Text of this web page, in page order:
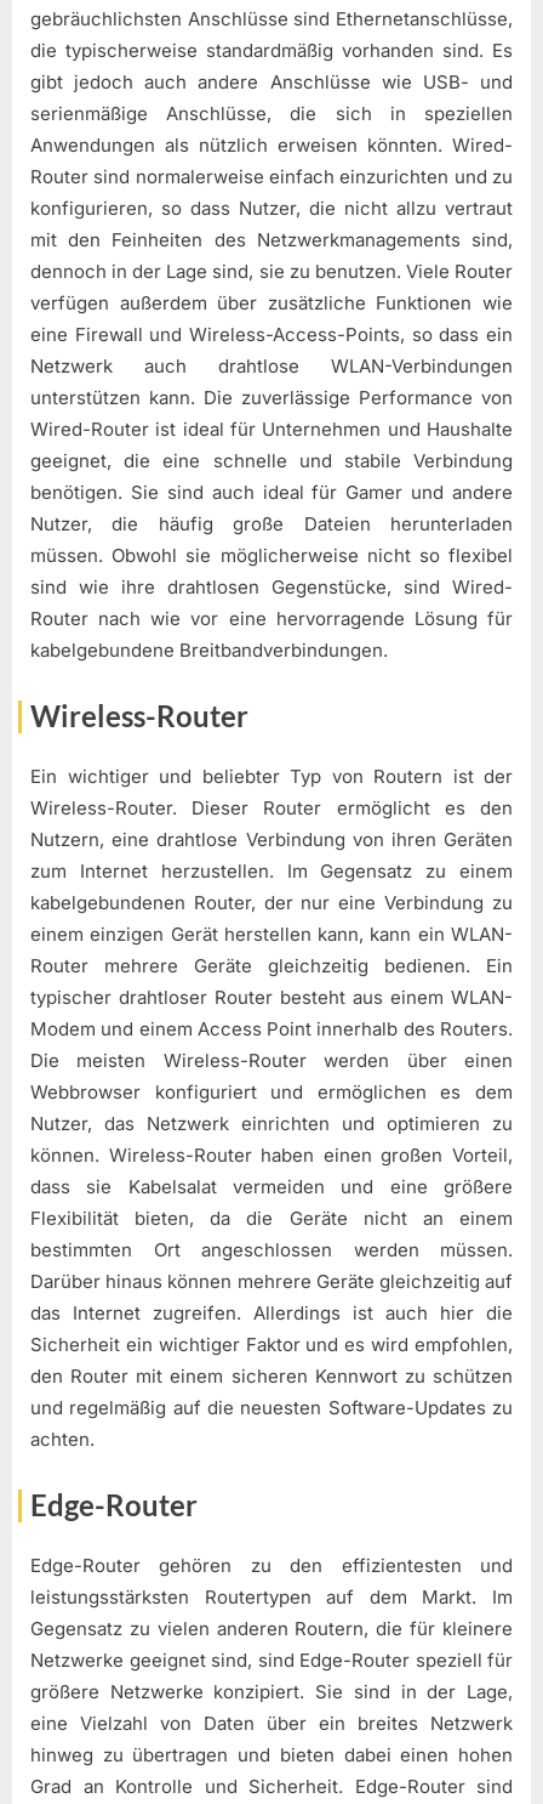
gebräuchlichsten Anschlüsse sind Ethernetanschlüsse,
die typischerweise standardmäßig vorhanden sind. Es
gibt jedoch auch andere Anschlüsse wie USB- und
serienmäßige Anschlüsse, die sich in speziellen
Anwendungen als nützlich erweisen könnten. Wired-
Router sind normalerweise einfach einzurichten und zu
konfigurieren, so dass Nutzer, die nicht allzu vertraut
mit den Feinheiten des Netzwerkmanagements sind,
dennoch in der Lage sind, sie zu benutzen. Viele Router
verfügen außerdem über zusätzliche Funktionen wie
eine Firewall und Wireless-Access-Points, so dass ein
Netzwerk auch drahtlose WLAN-Verbindungen
unterstützen kann. Die zuverlässige Performance von
Wired-Router ist ideal für Unternehmen und Haushalte
geeignet, die eine schnelle und stabile Verbindung
benötigen. Sie sind auch ideal für Gamer und andere
Nutzer, die häufig große Dateien herunterladen
müssen. Obwohl sie möglicherweise nicht so flexibel
sind wie ihre drahtlosen Gegenstücke, sind Wired-
Router nach wie vor eine hervorragende Lösung für
kabelgebundene Breitbandverbindungen.
Wireless-Router
Ein wichtiger und beliebter Typ von Routern ist der
Wireless-Router. Dieser Router ermöglicht es den
Nutzern, eine drahtlose Verbindung von ihren Geräten
zum Internet herzustellen. Im Gegensatz zu einem
kabelgebundenen Router, der nur eine Verbindung zu
einem einzigen Gerät herstellen kann, kann ein WLAN-
Router mehrere Geräte gleichzeitig bedienen. Ein
typischer drahtloser Router besteht aus einem WLAN-
Modem und einem Access Point innerhalb des Routers.
Die meisten Wireless-Router werden über einen
Webbrowser konfiguriert und ermöglichen es dem
Nutzer, das Netzwerk einrichten und optimieren zu
können. Wireless-Router haben einen großen Vorteil,
dass sie Kabelsalat vermeiden und eine größere
Flexibilität bieten, da die Geräte nicht an einem
bestimmten Ort angeschlossen werden müssen.
Darüber hinaus können mehrere Geräte gleichzeitig auf
das Internet zugreifen. Allerdings ist auch hier die
Sicherheit ein wichtiger Faktor und es wird empfohlen,
den Router mit einem sicheren Kennwort zu schützen
und regelmäßig auf die neuesten Software-Updates zu
achten.
Edge-Router
Edge-Router gehören zu den effizientesten und
leistungsstärksten Routertypen auf dem Markt. Im
Gegensatz zu vielen anderen Routern, die für kleinere
Netzwerke geeignet sind, sind Edge-Router speziell für
größere Netzwerke konzipiert. Sie sind in der Lage,
eine Vielzahl von Daten über ein breites Netzwerk
hinweg zu übertragen und bieten dabei einen hohen
Grad an Kontrolle und Sicherheit. Edge-Router sind